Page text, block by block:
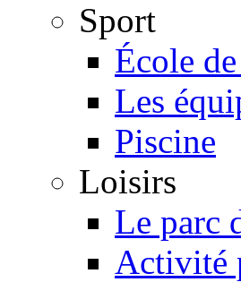
Sport
École
Les
Piscine
Loisirs
Le parc
Activité